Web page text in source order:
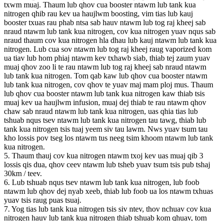
txwm muaj. Thaum lub qhov cua booster ntawm lub tank kua
nitrogen qhib rau kev ua haujlwm boosting, vim tias lub kauj
booster txuas rau phab ntsa sab hauv ntawm lub tog raj kheej sab
nraud ntawm lub tank kua nitrogen, cov kua nitrogen yuav nqus sab
nraud thaum cov kua nitrogen hla dhau lub kauj ntawm lub tank kua
nitrogen. Lub cua sov ntawm lub tog raj kheej raug vaporized kom
ua tiav lub hom phiaj ntawm kev txhawb siab, thiab tej zaum yuav
muaj qhov zoo li te rau ntawm lub tog raj kheej sab nraud ntawm
lub tank kua nitrogen. Tom qab kaw lub qhov cua booster ntawm
lub tank kua nitrogen, cov qhov te yuav maj mam ploj mus. Thaum
lub qhov cua booster ntawm lub tank kua nitrogen kaw thiab tsis
muaj kev ua haujlwm infusion, muaj dej thiab te rau ntawm qhov
chaw sab nraud ntawm lub tank kua nitrogen, uas qhia tias lub
tshuab nqus tsev ntawm lub tank kua nitrogen tau tawg, thiab lub
tank kua nitrogen tsis tuaj yeem siv tau lawm. Nws yuav tsum tau
kho lossis pov tseg los ntawm tus neeg tsim khoom ntawm lub tank
kua nitrogen.
5. Thaum thauj cov kua nitrogen ntawm txoj kev uas muaj qib 3
lossis qis dua, qhov ceev ntawm lub tsheb yuav tsum tsis pub tshaj
30km / teev.
6. Lub tshuab nqus tsev ntawm lub tank kua nitrogen, lub foob
ntawm lub qhov dej nyab xeeb, thiab lub foob ua los ntawm txhuas
yuav tsis raug puas tsuaj.
7. Yog tias lub tank kua nitrogen tsis siv ntev, thov nchuav cov kua
nitrogen hauv lub tank kua nitrogen thiab tshuab kom qhuav, tom